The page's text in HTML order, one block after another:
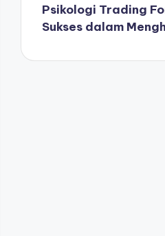
Psikologi Trading
Sukses dalam